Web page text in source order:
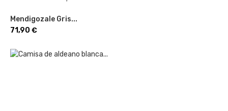
Mendigozale Gris...
Precio
71,90 €